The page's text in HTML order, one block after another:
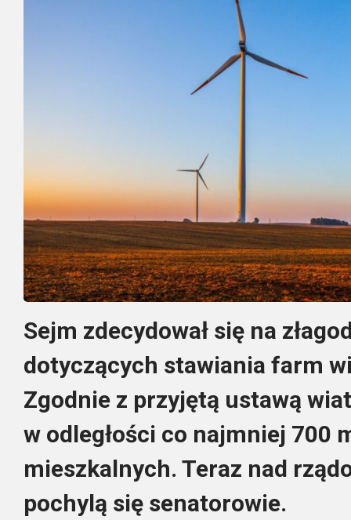
Sejm zdecydował się na
dotyczących stawiania farm
Zgodnie z przyjętą ustawą
w odległości co najmniej 700
mieszkalnych. Teraz nad
pochylą się senatorowie.